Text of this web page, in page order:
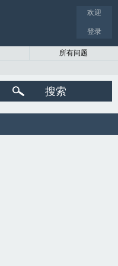
欢迎
登录
所有问题
搜索